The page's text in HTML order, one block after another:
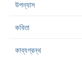
উপন্যাস
কবিতা
কাব্যগ্রন্থ